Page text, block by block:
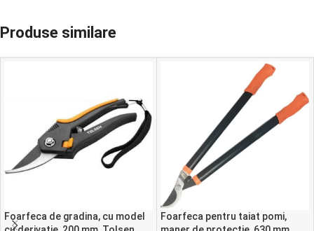
Produse similare
Foarfeca de gradina, cu model
Foarfeca pentru taiat pomi,